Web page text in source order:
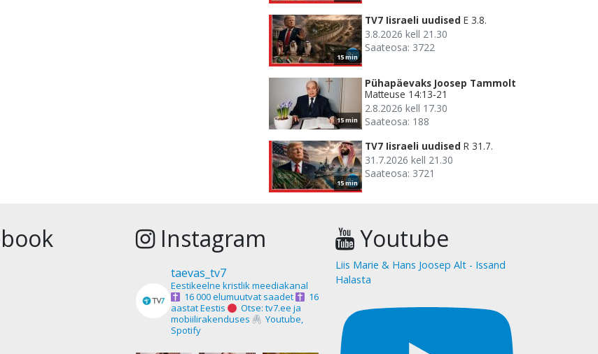
15 min
TV7 Iisraeli uudised E 3.8.
3.8.2026 kell 21.30
Saateosa: 3722
15 min
Pühapäevaks Joosep Tammolt
Matteuse 14:13-21
2.8.2026 kell 17.30
Saateosa: 188
15 min
TV7 Iisraeli uudised R 31.7.
31.7.2026 kell 21.30
Saateosa: 3721
Instagram
taevas_tv7
Eestikeelne kristlik meediakanal
16 000 elumuutvat saadet
16
aastat Eestis
Otse: tv7.ee ja
mobiilirakenduses
Youtube,
Spotify
Youtube
Liis Marie & Hans Joosep Alt - Issand
Halasta